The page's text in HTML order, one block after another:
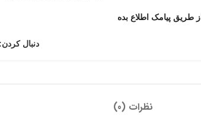
طریق پیامک اطلاع بده
دنبال کردن:
نظرات (0)